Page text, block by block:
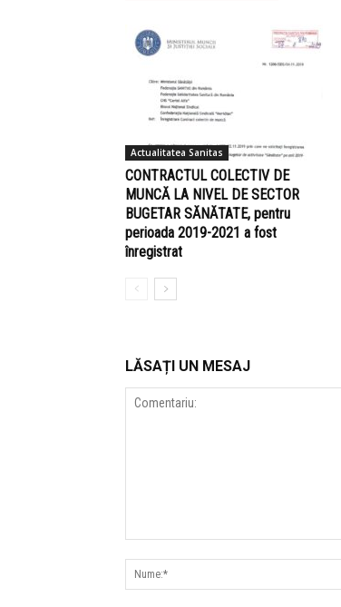
Actualitatea Sanitas
CONTRACTUL COLECTIV DE
MUNCĂ LA NIVEL DE SECTOR
BUGETAR SĂNĂTATE, pentru
perioada 2019-2021 a fost
înregistrat
LĂSAȚI UN MESAJ